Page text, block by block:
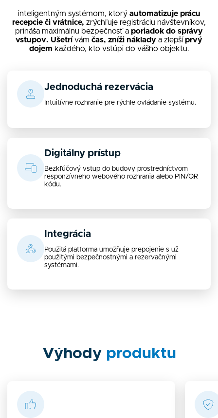
inteligentným systémom, ktorýautomatizuje prácu
recepcie či vrátnice, zrýchľuje registráciu návštevníkov,
prináša maximálnu bezpečnosť a poriadok do správy
vstupov. Ušetrívám čas, zníži náklady a zlepší prvý
dojem každého, kto vstúpi do vášho objektu.
Jednoduchá rezervácia
Intuitívne rozhranie pre rýchle ovládanie systému.
Digitálny prístup
Bezkľúčový vstup do budovy prostredníctvom
responzívneho webového rozhrania alebo PIN/QR
kódu.
Integrácia
Použitá platforma umožňuje prepojenie s už
použitými bezpečnostnými a rezervačnými
systémami.
Výhody produktu